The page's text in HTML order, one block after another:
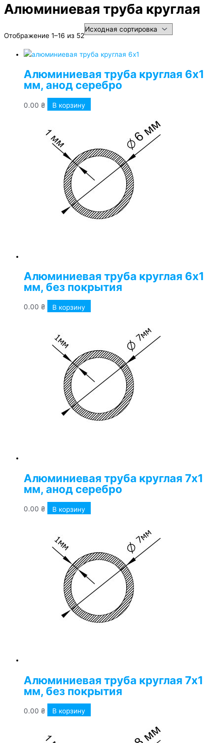
Алюминиевая труба круглая
Отображение 1–16 из 52
Алюминиевая труба круглая 6х1
мм, анод серебро
0.00 ₴ В корзину
Алюминиевая труба круглая 6х1
мм, без покрытия
0.00 ₴ В корзину
Алюминиевая труба круглая 7х1
мм, анод серебро
0.00 ₴ В корзину
Алюминиевая труба круглая 7х1
мм, без покрытия
0.00 ₴ В корзину